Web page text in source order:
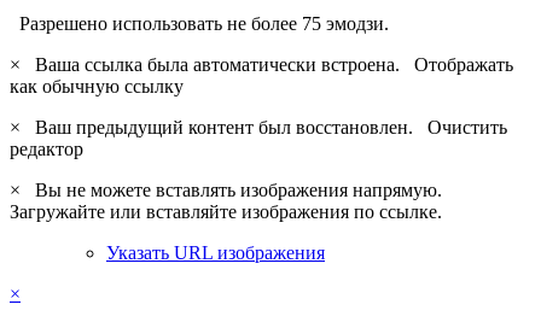
Разрешено использовать не более 75 эмодзи.
×
Ваша ссылка была автоматически встроена. Отображать
как обычную ссылку
×
Ваш предыдущий контент был восстановлен. Очистить
редактор
×
Вы не можете вставлять изображения напрямую.
Загружайте или вставляйте изображения по ссылке.
Указать URL изображения
×